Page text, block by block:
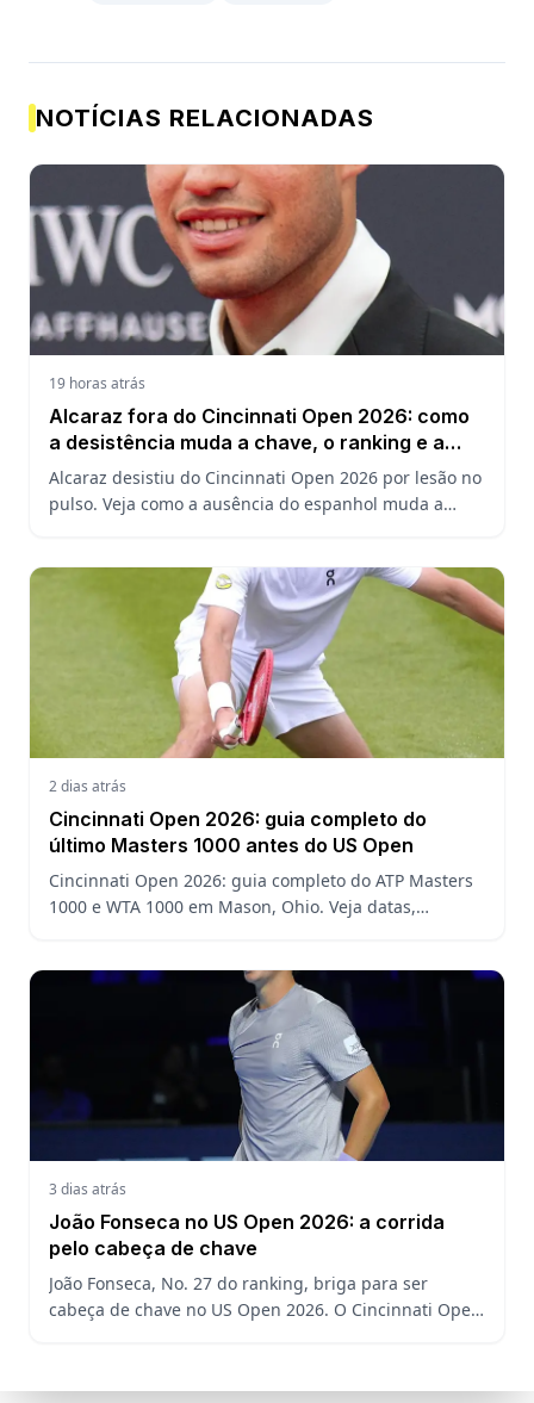
NOTÍCIAS RELACIONADAS
19 horas atrás
Alcaraz fora do Cincinnati Open 2026: como
a desistência muda a chave, o ranking e a
defesa do US Open
Alcaraz desistiu do Cincinnati Open 2026 por lesão no
pulso. Veja como a ausência do espanhol muda a
2 dias atrás
Cincinnati Open 2026: guia completo do
último Masters 1000 antes do US Open
Cincinnati Open 2026: guia completo do ATP Masters
1000 e WTA 1000 em Mason, Ohio. Veja datas,
3 dias atrás
João Fonseca no US Open 2026: a corrida
pelo cabeça de chave
João Fonseca, No. 27 do ranking, briga para ser
cabeça de chave no US Open 2026. O Cincinnati Open